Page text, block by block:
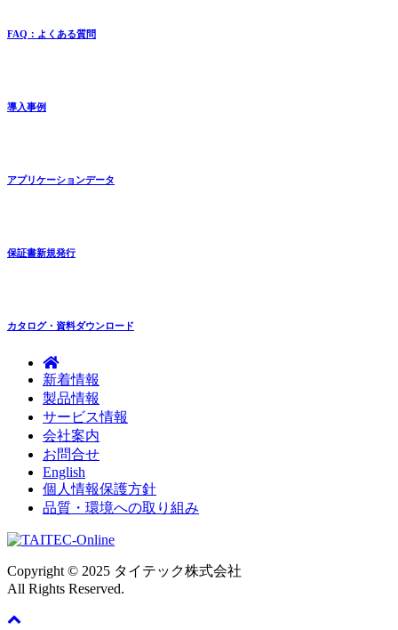
FAQ：よくある質問
導入事例
アプリケーションデータ
保証書新規発行
カタログ・資料ダウンロード
新着情報
製品情報
サービス情報
会社案内
お問合せ
English
個人情報保護方針
品質・環境への取り組み
Copyright © 2025 タイテック株式会社
All Rights Reserved.